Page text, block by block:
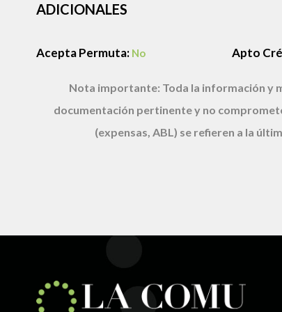
ADICIONALES
Acepta Permuta: No Apto
Nota importante: Toda la información y
documentación pertinente y no
(expensas, ABL) se refieren a la